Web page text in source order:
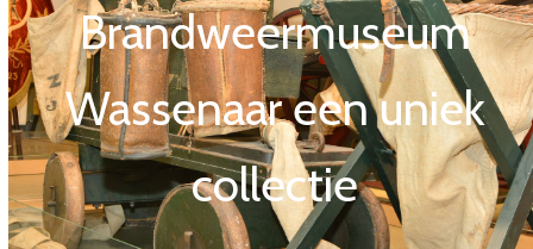
Brandweermuseum
Wassenaar een uniek
collectie